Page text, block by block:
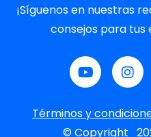
¡Síguenos en nuestras
consejos para tus
Términos y
© Copyright